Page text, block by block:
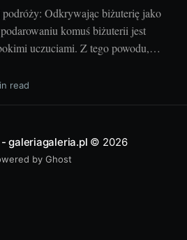
podróży: Odkrywając biżuterię jako
komuś biżuterii jest
uczuciami. Z tego powodu,
miłości, który nie tylko zdobi,
w wyjątkowy sposób. Czy jest
read
galeriagaleria.pl © 2026
by Ghost